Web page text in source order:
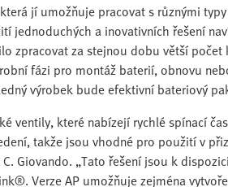
jí umožňuje pracovat s různými
jednoduchých a inovativních řešení
zpracovat za stejnou dobu větší
fázi pro montáž baterií, obnovu
výrobek bude efektivní bateriový
ventily, které nabízejí rychlé spínací
takže jsou vhodné pro použití v
Giovando. „Tato řešení jsou k
Verze AP umožňuje zejména